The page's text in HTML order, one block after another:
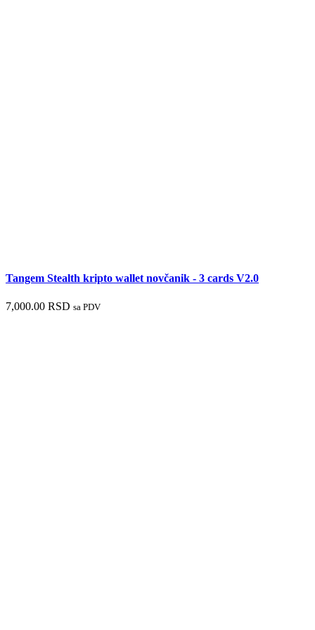
Tangem Stealth kripto wallet novčanik - 3 cards V2.0
7,000.00 RSD sa PDV